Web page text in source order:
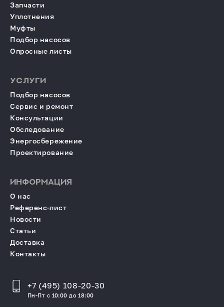
Запчасти
Уплотнения
Муфты
Подбор насосов
Опросные листы
УСЛУГИ
Подбор насосов
Сервис и ремонт
Консультации
Обследование
Энергосбережение
Проектирование
ИНФОРМАЦИЯ
О нас
Референс-лист
Новости
Статьи
Доставка
Контакты
+7 (495) 108-20-30
Пн-Пт с 10:00 до 18:00